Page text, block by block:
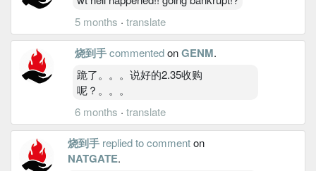
5 months · translate
烧到手 commentedonGENM.
跪了。。。说好的2.35收购
呢？。。。
6 months · translate
烧到手 replied to commenton
NATGATE.